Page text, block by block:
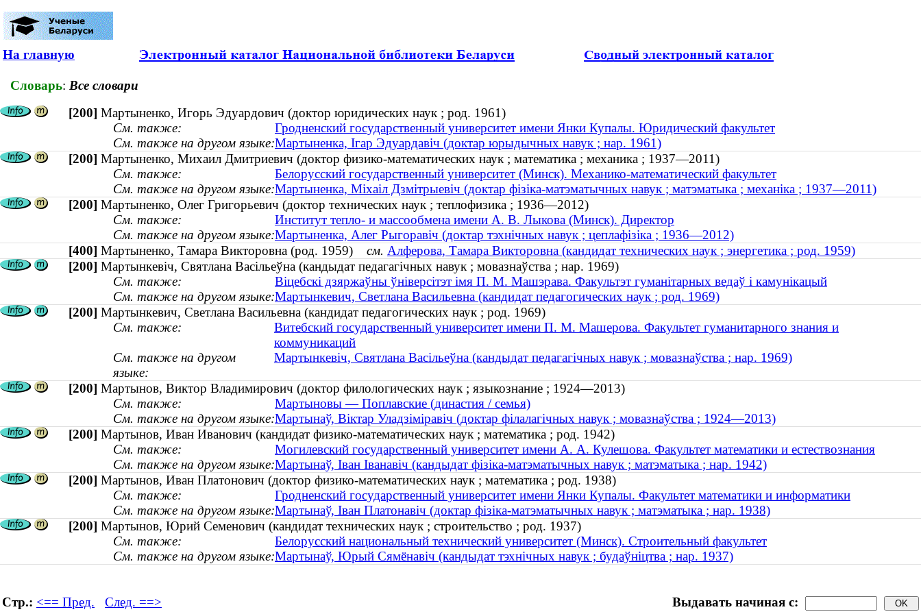
На главную
Словарь: Все словари
[200] Мартыненко, Игорь Эдуардович (доктор юридических наук ; род. 1961)
См. также:
Гродненский государственный университет имени Янки Купалы. Юридический факультет
См. также на другом языке:Мартыненка, Ігар Эдуардавіч (доктар юрыдычных навук ; нар. 1961)
[200] Мартыненко, Михаил Дмитриевич (доктор физико-математических наук ; математика ; механика ; 1937—2011)
См. также:
Белорусский государственный университет (Минск). Механико-математический факультет
См. также на другом языке:Мартыненка, Міхаіл Дзмітрыевіч (доктар фізіка-матэматычных навук ; матэматыка ; механіка ; 1937—2011)
[200] Мартыненко, Олег Григорьевич (доктор технических наук ; теплофизика ; 1936—2012)
См. также:
Институт тепло- и массообмена имени А. В. Лыкова (Минск). Директор
См. также на другом языке:Мартыненка, Алег Рыгоравіч (доктар тэхнічных навук ; цеплафізіка ; 1936—2012)
[400] Мартыненко, Тамара Викторовна (род. 1959) см. Алферова, Тамара Викторовна (кандидат технических наук ; энергетика ; род. 1959)
[200] Мартынкевіч, Святлана Васільеўна (кандыдат педагагічных навук ; мовазнаўства ; нар. 1969)
См. также:
Віцебскі дзяржаўны ўніверсітэт імя П. М. Машэрава. Факультэт гуманітарных ведаў і камунікацый
См. также на другом языке:Мартынкевич, Светлана Васильевна (кандидат педагогических наук ; род. 1969)
[200] Мартынкевич, Светлана Васильевна (кандидат педагогических наук ; род. 1969)
См. также:
Витебский государственный университет имени П. М. Машерова. Факультет гуманитарного знания и
коммуникаций
См. также на другом
языке:
Мартынкевіч, Святлана Васільеўна (кандыдат педагагічных навук ; мовазнаўства ; нар. 1969)
[200] Мартынов, Виктор Владимирович (доктор филологических наук ; языкознание ; 1924—2013)
См. также:
Мартыновы — Поплавские (династия / семья)
См. также на другом языке:Мартынаў, Віктар Уладзіміравіч (доктар філалагічных навук ; мовазнаўства ; 1924—2013)
[200] Мартынов, Иван Иванович (кандидат физико-математических наук ; математика ; род. 1942)
См. также:
Могилевский государственный университет имени А. А. Кулешова. Факультет математики и естествознания
См. также на другом языке:Мартынаў, Іван Іванавіч (кандыдат фізіка-матэматычных навук ; матэматыка ; нар. 1942)
[200] Мартынов, Иван Платонович (доктор физико-математических наук ; математика ; род. 1938)
См. также:
Гродненский государственный университет имени Янки Купалы. Факультет математики и информатики
См. также на другом языке:Мартынаў, Іван Платонавіч (доктар фізіка-матэматычных навук ; матэматыка ; нар. 1938)
[200] Мартынов, Юрий Семенович (кандидат технических наук ; строительство ; род. 1937)
См. также:
Белорусский национальный технический университет (Минск). Строительный факультет
См. также на другом языке:Мартынаў, Юрый Сямёнавіч (кандыдат тэхнічных навук ; будаўніцтва ; нар. 1937)
Стр.: <== Пред. След. ==> Выдавать начиная с: